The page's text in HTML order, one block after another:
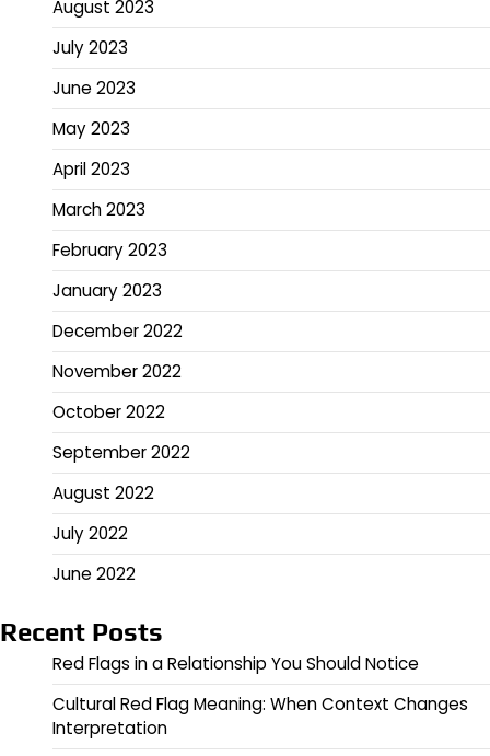
August 2023
July 2023
June 2023
May 2023
April 2023
March 2023
February 2023
January 2023
December 2022
November 2022
October 2022
September 2022
August 2022
July 2022
June 2022
Recent Posts
Red Flags in a Relationship You Should Notice
Cultural Red Flag Meaning: When Context Changes
Interpretation